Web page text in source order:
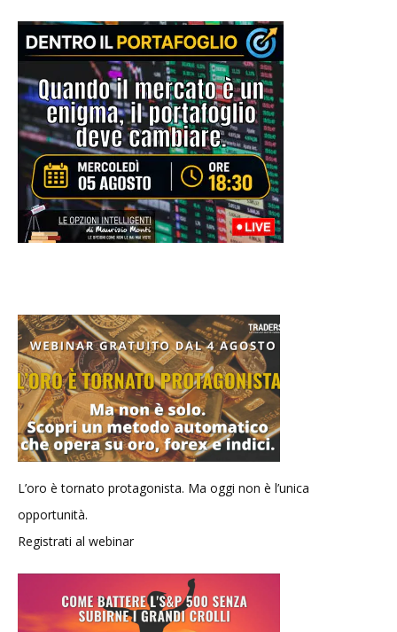
L’oro è tornato protagonista. Ma oggi non è l’unica
opportunità.
Registrati al webinar